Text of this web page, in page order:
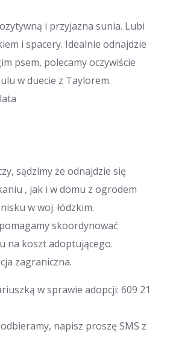
i przyjazna sunia. Lubi
i spacery. Idealnie odnajdzie
psem, polecamy oczywiście
w duecie z Taylorem.
sądzimy że odnajdzie się
, jak i w domu z ogrodem
w woj. łódzkim.
skoordynować
na koszt adoptującego.
zagraniczna.
w sprawie adopcji: 609 21
napisz proszę SMS z